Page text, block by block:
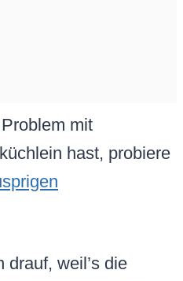
mit
hast, probiere
drauf, weil’s die